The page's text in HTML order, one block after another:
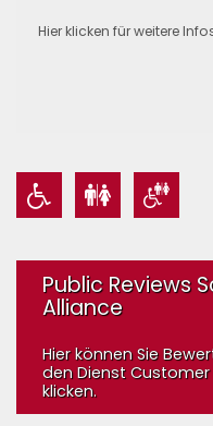
Hier klicken für weitere
Public Reviews
Alliance
Hier können Sie
den Dienst
klicken.